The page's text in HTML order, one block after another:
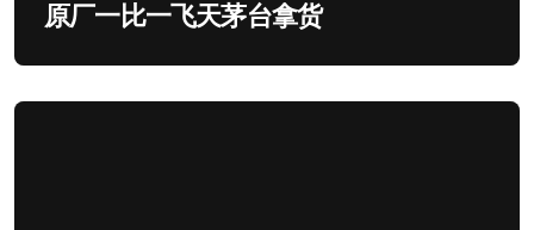
原厂一比一飞天茅台拿货